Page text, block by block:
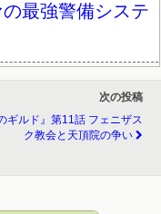
最強警備システ
次の投稿
ギルド』第11話 フェニザス
ク教会と天頂院の争い